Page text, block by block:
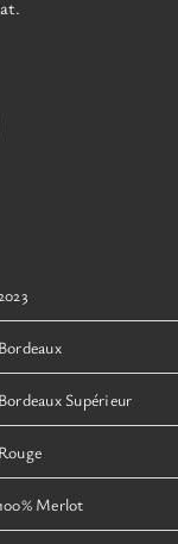
Bordeaux
Bordeaux Supérieur
Rouge
Merlot